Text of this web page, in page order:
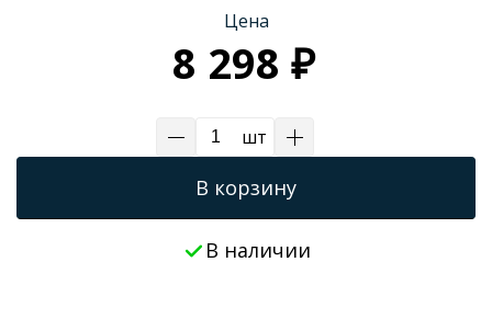
Трапы для душевых
Цена
8 298 ₽
шт
В корзину
В наличии